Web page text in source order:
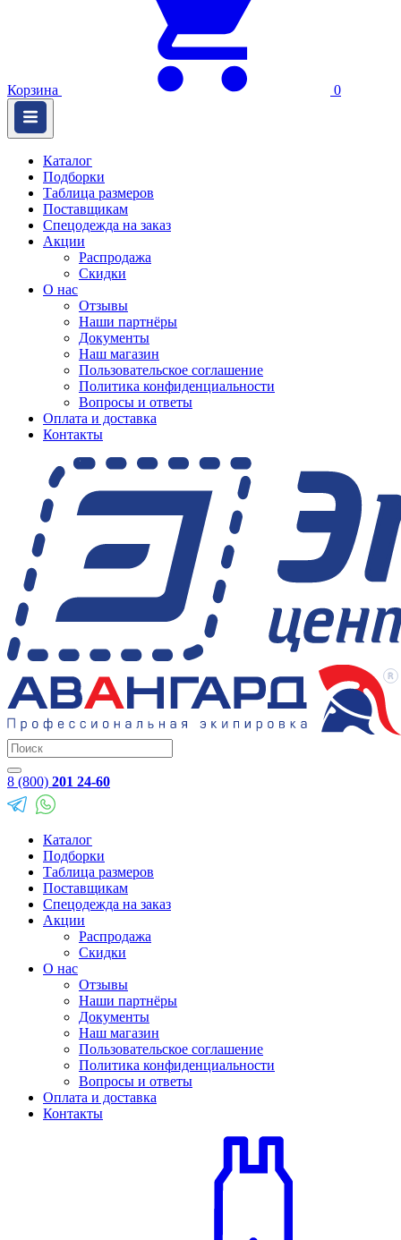
Корзина 0
Каталог
Подборки
Таблица размеров
Поставщикам
Спецодежда на заказ
Акции
Распродажа
Скидки
О нас
Отзывы
Наши партнёры
Документы
Наш магазин
Пользовательское соглашение
Политика конфиденциальности
Вопросы и ответы
Оплата и доставка
Контакты
8 (800) 201 24-60
Каталог
Подборки
Таблица размеров
Поставщикам
Спецодежда на заказ
Акции
Распродажа
Скидки
О нас
Отзывы
Наши партнёры
Документы
Наш магазин
Пользовательское соглашение
Политика конфиденциальности
Вопросы и ответы
Оплата и доставка
Контакты